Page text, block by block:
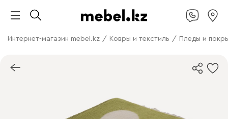
Интернет-магазин mebel.kz / Ковры и текстиль / Пледы и